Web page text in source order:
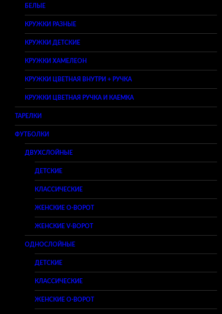
БЕЛЫЕ
КРУЖКИ РАЗНЫЕ
КРУЖКИ ДЕТСКИЕ
КРУЖКИ ХАМЕЛЕОН
КРУЖКИ ЦВЕТНАЯ ВНУТРИ + РУЧКА
КРУЖКИ ЦВЕТНАЯ РУЧКА И КАЕМКА
ТАРЕЛКИ
ФУТБОЛКИ
ДВУХСЛОЙНЫЕ
ДЕТСКИЕ
КЛАССИЧЕСКИЕ
ЖЕНСКИЕ O-ВОРОТ
ЖЕНСКИЕ V-ВОРОТ
ОДНОСЛОЙНЫЕ
ДЕТСКИЕ
КЛАССИЧЕСКИЕ
ЖЕНСКИЕ O-ВОРОТ